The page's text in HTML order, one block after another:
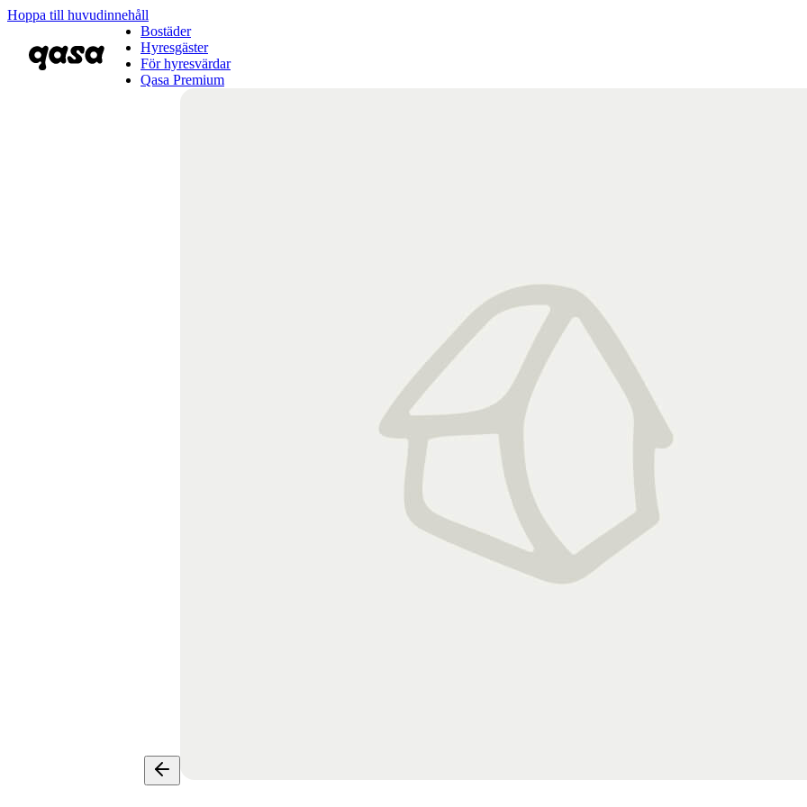
Hoppa till huvudinnehåll
Bostäder
Hyresgäster
För hyresvärdar
Qasa Premium